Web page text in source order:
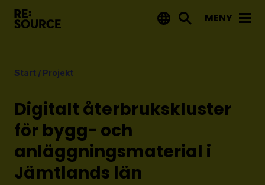
MENY
Tips på utlysningar
Projekt
Start / Projekt
Digitalt återbrukskluster
för bygg- och
anläggningsmaterial i
Jämtlands län